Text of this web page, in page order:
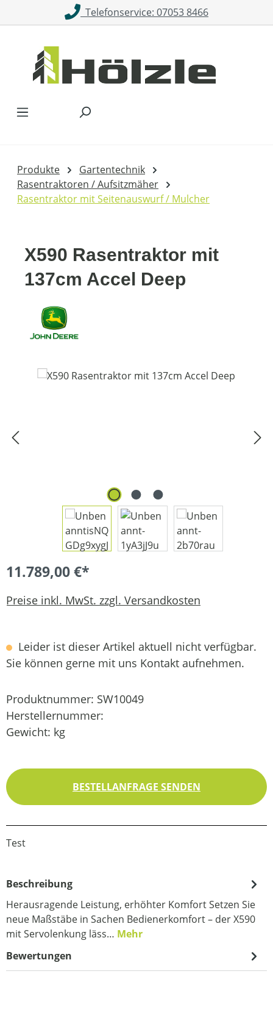
Zum Hauptinhalt springenTelefonservice: 07053 8466
Produkte
Gartentechnik
Rasentraktoren / Aufsitzmäher
Rasentraktor mit Seitenauswurf / Mulcher
X590 Rasentraktor mit
137cm Accel Deep
Bildergalerie überspringen
11.789,00 €*
Preise inkl. MwSt. zzgl. Versandkosten
Leider ist dieser Artikel aktuell nicht verfügbar.
Sie können gerne mit uns Kontakt aufnehmen.
Produktnummer: SW10049
Herstellernummer:
Gewicht: kg
BESTELLANFRAGE SENDEN
Test
Beschreibung
Herausragende Leistung, erhöhter Komfort Setzen Sie
neue Maßstäbe in Sachen Bedienerkomfort – der X590
mit Servolenkung läss… Mehr
Bewertungen